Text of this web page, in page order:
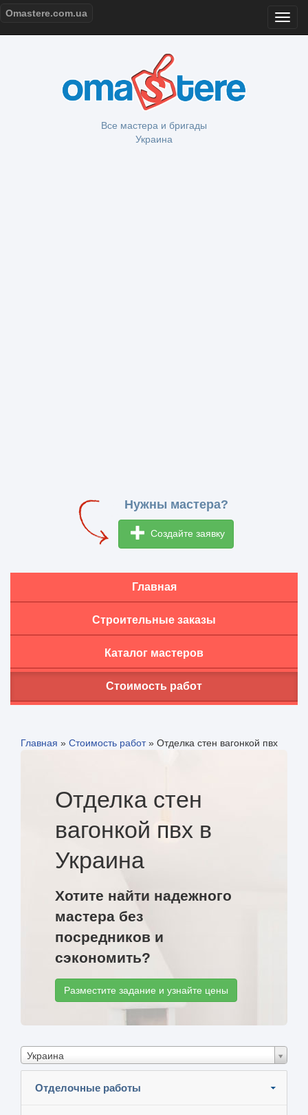
Omastere.com.ua
Все мастера и бригады
Украина
Нужны мастера?
Создайте заявку
Главная
Строительные заказы
Каталог мастеров
Стоимость работ
Главная » Стоимость работ» Отделка стен вагонкой пвх
Отделка стен
вагонкой пвх в
Украина
Хотите найти надежного
мастера без
посредников и
сэкономить?
Разместите задание и узнайте цены
Украина
Отделочные работы